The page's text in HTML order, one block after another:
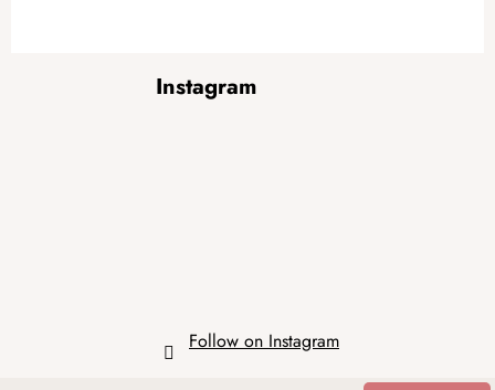
Instagram
Follow on Instagram